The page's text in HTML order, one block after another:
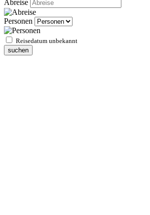
Abreise
Personen
Reisedatum unbekannt
suchen